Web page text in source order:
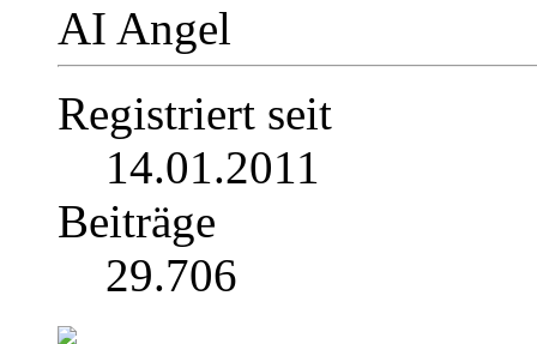
AI Angel
Registriert seit
14.01.2011
Beiträge
29.706